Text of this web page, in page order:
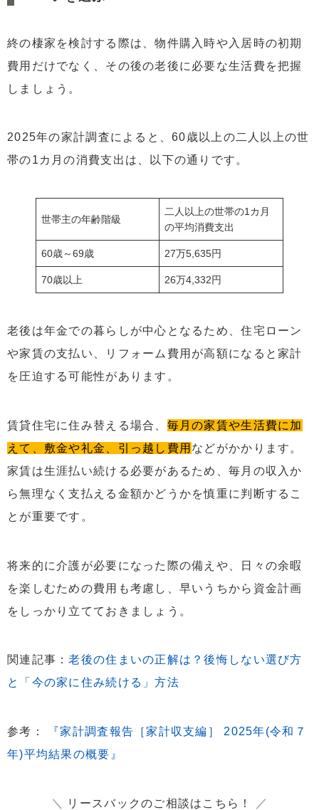
終の棲家を検討する際は、物件購入時や入居時の初期
費用だけでなく、その後の老後に必要な生活費を把握
しましょう。
2025年の家計調査によると、60歳以上の二人以上の世
帯の1カ月の消費支出は、以下の通りです。
世帯主の年齢階級
二人以上の世帯の1カ月
の平均消費支出
60歳～69歳 27万5,635円
70歳以上 26万4,332円
老後は年金での暮らしが中心となるため、住宅ローン
や家賃の支払い、リフォーム費用が高額になると家計
を圧迫する可能性があります。
賃貸住宅に住み替える場合、 毎月の家賃や生活費に加
えて、敷金や礼金、引っ越し費用 などがかかります。
家賃は生涯払い続ける必要があるため、毎月の収入か
ら無理なく支払える金額かどうかを慎重に判断するこ
とが重要です。
将来的に介護が必要になった際の備えや、日々の余暇
を楽しむための費用も考慮し、早いうちから資金計画
をしっかり立てておきましょう。
関連記事：老後の住まいの正解は？後悔しない選び方
と「今の家に住み続ける」方法
参考：
『家計調査報告［家計収支編］ 2025年(令和７
年)平均結果の概要』
＼ リースバックのご相談はこちら！ ／